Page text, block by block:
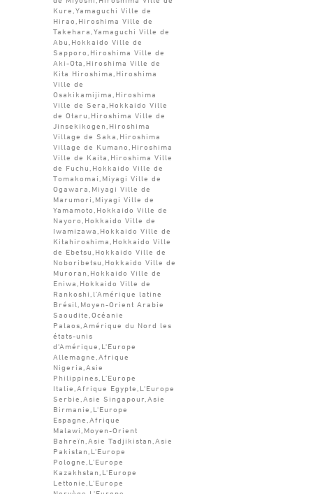
Kure,Yamaguchi Ville de
Hirao,Hiroshima Ville de
Takehara,Yamaguchi Ville de
Abu,Hokkaido Ville de
Sapporo,Hiroshima Ville de
Aki-Ota,Hiroshima Ville de
Kita Hiroshima,Hiroshima
Ville de
Osakikamijima,Hiroshima
Ville de Sera,Hokkaido Ville
de Otaru,Hiroshima Ville de
Jinsekikogen,Hiroshima
Village de Saka,Hiroshima
Village de Kumano,Hiroshima
Ville de Kaita,Hiroshima Ville
de Fuchu,Hokkaido Ville de
Tomakomai,Miyagi Ville de
Ogawara,Miyagi Ville de
Marumori,Miyagi Ville de
Yamamoto,Hokkaido Ville de
Nayoro,Hokkaido Ville de
Iwamizawa,Hokkaido Ville de
Kitahiroshima,Hokkaido Ville
de Ebetsu,Hokkaido Ville de
Noboribetsu,Hokkaido Ville de
Muroran,Hokkaido Ville de
Eniwa,Hokkaido Ville de
Rankoshi,l'Amérique latine
Brésil,Moyen-Orient Arabie
Saoudite,Océanie
Palaos,Amérique du Nord les
états-unis
d'Amérique,L'Europe
Allemagne,Afrique
Nigeria,Asie
Philippines,L'Europe
Italie,Afrique Egypte,L'Europe
Serbie,Asie Singapour,Asie
Birmanie,L'Europe
Espagne,Afrique
Malawi,Moyen-Orient
Bahreïn,Asie Tadjikistan,Asie
Pakistan,L'Europe
Pologne,L'Europe
Kazakhstan,L'Europe
Lettonie,L'Europe